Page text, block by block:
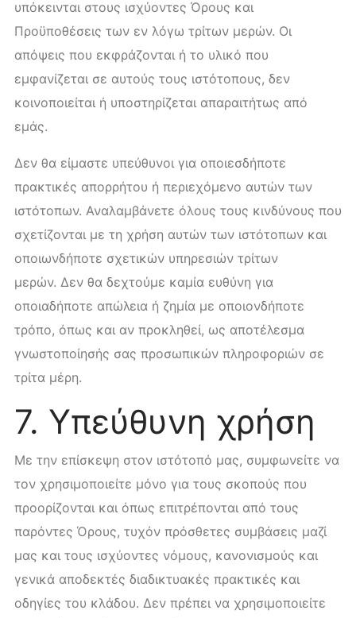
υπόκεινται στους ισχύοντες Όρους και
Προϋποθέσεις των εν λόγω τρίτων μερών. Οι
απόψεις που εκφράζονται ή το υλικό που
εμφανίζεται σε αυτούς τους ιστότοπους, δεν
κοινοποιείται ή υποστηρίζεται απαραιτήτως από
εμάς.
Δεν θα είμαστε υπεύθυνοι για οποιεσδήποτε
πρακτικές απορρήτου ή περιεχόμενο αυτών των
ιστότοπων. Αναλαμβάνετε όλους τους κινδύνους που
σχετίζονται με τη χρήση αυτών των ιστότοπων και
οποιωνδήποτε σχετικών υπηρεσιών τρίτων
μερών. Δεν θα δεχτούμε καμία ευθύνη για
οποιαδήποτε απώλεια ή ζημία με οποιονδήποτε
τρόπο, όπως και αν προκληθεί, ως αποτέλεσμα
γνωστοποίησής σας προσωπικών πληροφοριών σε
τρίτα μέρη.
7. Yπεύθυνη χρήση
Με την επίσκεψη στον ιστότοπό μας, συμφωνείτε να
τον χρησιμοποιείτε μόνο για τους σκοπούς που
προορίζονται και όπως επιτρέπονται από τους
παρόντες Όρους, τυχόν πρόσθετες συμβάσεις μαζί
μας και τους ισχύοντες νόμους, κανονισμούς και
γενικά αποδεκτές διαδικτυακές πρακτικές και
οδηγίες του κλάδου. Δεν πρέπει να χρησιμοποιείτε